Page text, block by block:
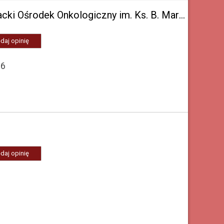
Szpital Specjalistyczny w Brzozowie Podkarpacki Ośrodek Onkologiczny im. Ks. B. Markiewicza
opinię
opinię